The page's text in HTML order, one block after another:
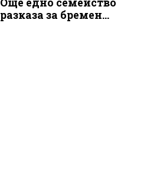
разказа за бремен...